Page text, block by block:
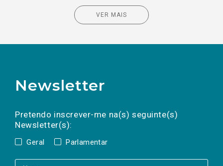
VER MAIS
Newsletter
Pretendo inscrever-me na(s) seguinte(s)
Newsletter(s):
Geral Parlamentar
a(s) newsletter(s).
mail